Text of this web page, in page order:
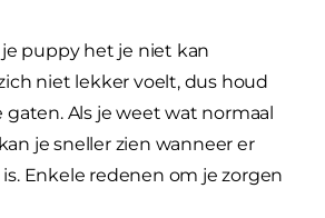
puppy het je niet kan
niet lekker voelt, dus houd
Als je weet wat normaal
je sneller zien wanneer er
Enkele redenen om je zorgen